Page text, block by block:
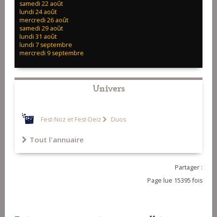
samedi 22 août
lundi 24 août
mercredi 26 août
samedi 29 août
lundi 31 août
lundi 7 septembre
mercredi 9 septembre
Univers
Fest-Noz et Fest-Deiz Duos
Tout l'annuaire
Partager :
Page lue 15395 fois